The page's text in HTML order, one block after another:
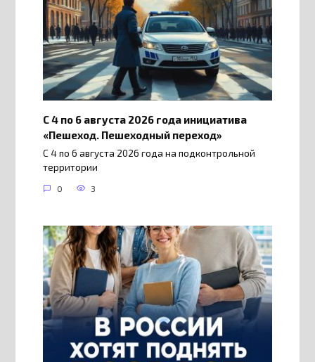
С 4 по 6 августа 2026 года инициатива
«Пешеход. Пешеходный переход»
С 4 по 6 августа 2026 года на подконтрольной
территории
0 3